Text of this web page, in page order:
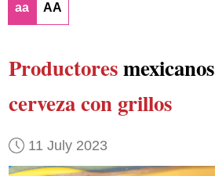
aa AA
Productoresmexicanos
cerveza con grillos
11 July 2023